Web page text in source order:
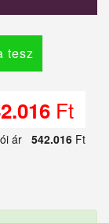
Ft
ár 542.016 Ft